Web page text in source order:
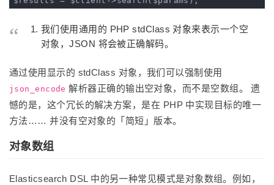
我们使用通用的 PHP stdClass 对象来表示一个空
对象，JSON 将会被正确解码。
通过使用显示的 stdClass 对象，我们可以强制使用
json_encode 解析器正确的输出空对象，而不是空数组。 遗
憾的是，这个冗长的解决方案，是在 PHP 中实现目标的唯一
方法…… 并没有空对象的「简短」版本。
对象数组
Elasticsearch DSL 中的另一种常见模式是对象数组。例如，